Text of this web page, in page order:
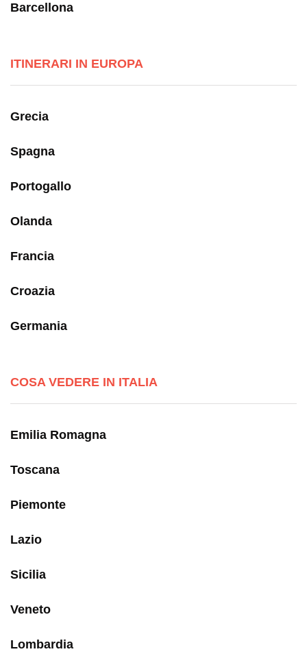
Barcellona
ITINERARI IN EUROPA
Grecia
Spagna
Portogallo
Olanda
Francia
Croazia
Germania
COSA VEDERE IN ITALIA
Emilia Romagna
Toscana
Piemonte
Lazio
Sicilia
Veneto
Lombardia